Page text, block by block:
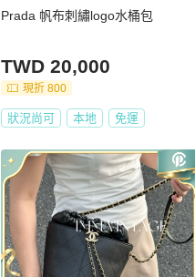
Prada 帆布刺繡logo水桶包
TWD 20,000
現折 800
狀況尚可 本地 免運